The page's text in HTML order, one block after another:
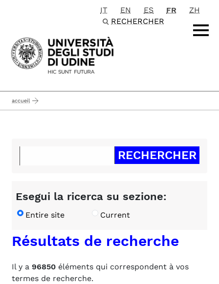
Passa al contenuto principale
IT EN ES FR
ZH
RECHERCHER
accueil
Esegui la ricerca su sezione:
Entire site Current
Résultats de recherche
Il y a 96850 éléments qui correspondent à vos
termes de recherche.